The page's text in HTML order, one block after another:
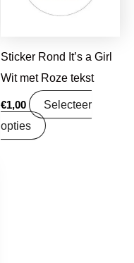
Sticker Rond It’s a Girl
Wit met Roze tekst
€1,00
Selecteer
opties